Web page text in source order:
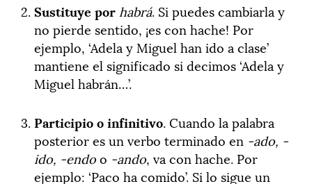
Sustituye por habrá. Si puedes cambiarla y
no pierde sentido, ¡es con hache! Por
ejemplo, ‘Adela y Miguel han ido a clase’
mantiene el significado si decimos ‘Adela y
Miguel habrán…’.
Participio o infinitivo. Cuando la palabra
posterior es un verbo terminado en -ado, -
ido, -endoo -ando, va con hache. Por
ejemplo: ‘Paco ha comido’. Si lo sigue un